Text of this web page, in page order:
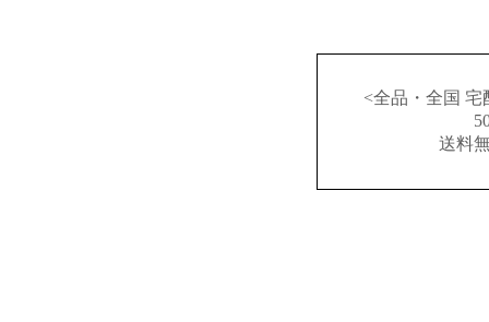
<全品・全国
送料